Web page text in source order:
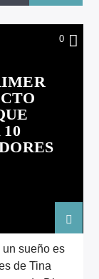
0
un sueño es
de Tina